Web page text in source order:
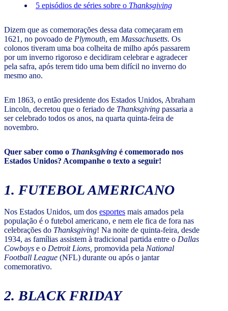
5 episódios de séries sobre o Thanksgiving
Dizem que as comemorações dessa data começaram em
1621, no povoado de Plymouth, em Massachusetts. Os
colonos tiveram uma boa colheita de milho após passarem
por um inverno rigoroso e decidiram celebrar e agradecer
pela safra, após terem tido uma bem difícil no inverno do
mesmo ano.
Em 1863, o então presidente dos Estados Unidos, Abraham
Lincoln, decretou que o feriado de Thanksgiving passaria a
ser celebrado todos os anos, na quarta quinta-feira de
novembro.
Quer saber como o Thanksgiving é comemorado nos
Estados Unidos? Acompanhe o texto a seguir!
1. FUTEBOL AMERICANO
Nos Estados Unidos, um dos esportes mais amados pela
população é o futebol americano, e nem ele fica de fora nas
celebrações do Thanksgiving! Na noite de quinta-feira, desde
1934, as famílias assistem à tradicional partida entre o Dallas
Cowboys e o Detroit Lions, promovida pela National
Football League (NFL) durante ou após o jantar
comemorativo.
2. BLACK FRIDAY